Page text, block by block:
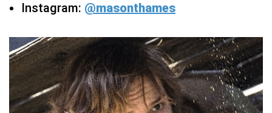
Instagram: @masonthames